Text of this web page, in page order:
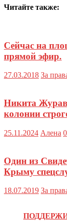
Читайте также:
Сейчас на
прямой эфир.
27.03.2018 За
Никита
колонии
25.11.2024 Алена 0
Один из
Крыму
18.07.2019 За